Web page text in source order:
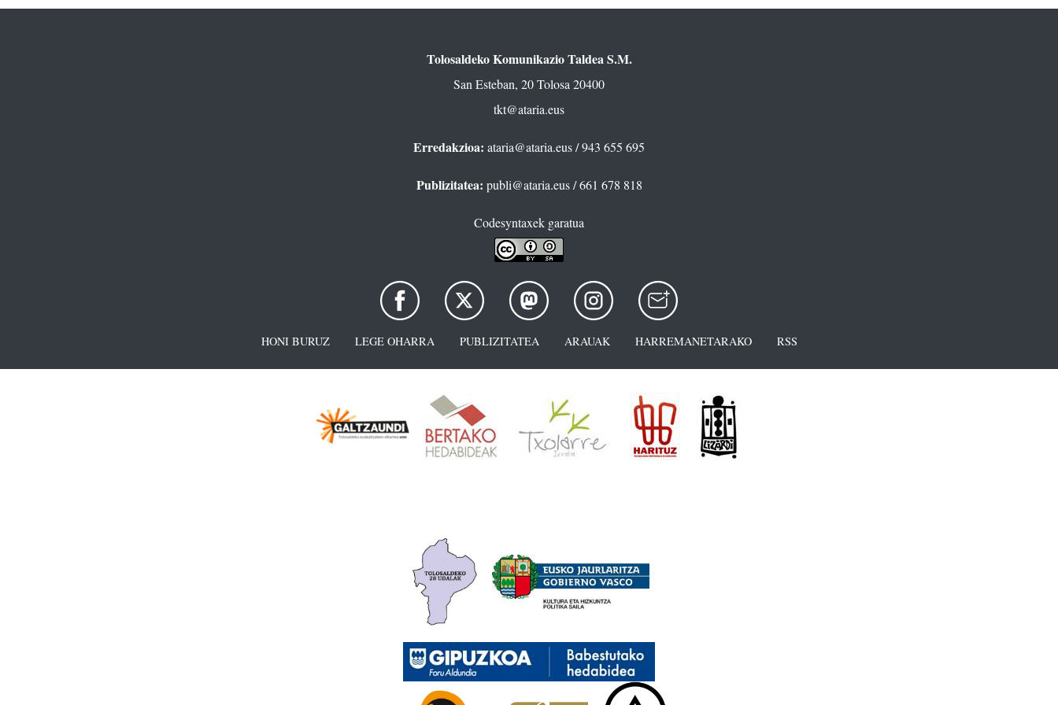
Tolosaldeko Komunikazio Taldea S.M.
San Esteban, 20 Tolosa 20400
tkt@ataria.eus
Erredakzioa: ataria@ataria.eus/ 943 655 695
Publizitatea: publi@ataria.eus/ 661 678 818
Codesyntaxek garatua
HONI BURUZ LEGE OHARRA PUBLIZITATEA ARAUAK HARREMANETARAKO RSS